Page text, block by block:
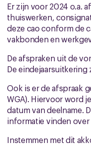
Er zijn voor 2024 o.a.
thuiswerken,
deze cao conform de
vakbonden en
De afspraken uit de
De
Ook is er de afspraak
WGA). Hiervoor word
datum van deelname.
informatie vinden over
Instemmen met dit